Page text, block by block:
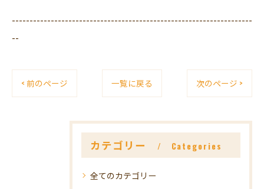
--------------------------------------------------------------------
--
< 前のページ 一覧に戻る 次のページ >
カテゴリー Categories
全てのカテゴリー